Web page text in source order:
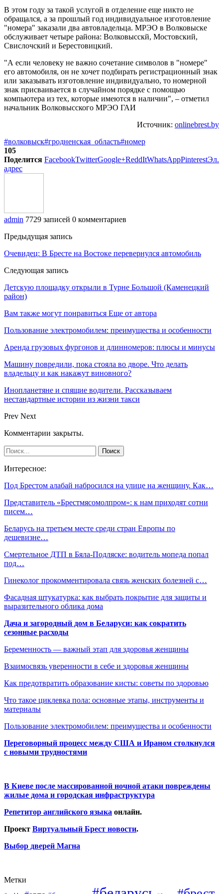
В этом году за такой услугой в отделение еще никто не
обращался, а за прошлый год индивидуальное изготовление
"номера" заказали два автовладельца. МРЭО в Волковыске
обслуживает четыре района: Волковысскй, Мостовский,
Свислочский и Берестовицкий.
"А если человеку не важно сочетание символов в "номере"
его автомобиля, он не хочет подбирать регистрационный знак
или заказывать изготовление индивидуально, то номерной
знак присваивается в случайном порядке с помощью
компьютера из тех, которые имеются в наличии", – отметил
начальник Волковысского МРЭО ГАИ
Источник: onlinebrest.by
#волковыск#гродненская_область#номер
105
Поделится FacebookTwitterGoogle+ReddItWhatsAppPinterestЭл.
адрес
admin 7729 записей 0 комментариев
Предыдущая запись
Очевидец: В Бресте на Востоке перевернулся автомобиль
Следующая запись
Детскую площадку открыли в Турне Большой (Каменецкий
район)
Вам также могут понравиться Еще от автора
Пользование электромобилем: преимущества и особенности
Аренда грузовых фургонов и длинномеров: плюсы и минусы
Машину повредили, пока стояла во дворе. Что делать
владельцу и как накажут виновного?
Инопланетяне и спящие водители. Рассказываем
нестандартные истории из жизни такси
Prev Next
Комментарии закрыты.
Интересное:
Под Брестом алабай набросился на улице на женщину. Как…
Представитель «Брестмясомолпром»: к нам приходят сотни
писем…
Беларусь на третьем месте среди стран Европы по
дешевизне…
Смертельное ДТП в Бяла-Подляске: водитель мопеда попал
под…
Гинеколог прокомментировала связь женских болезней с…
Фасадная штукатурка: как выбрать покрытие для защиты и
выразительного облика дома
Дача и загородный дом в Беларуси: как сократить
сезонные расходы
Беременность — важный этап для здоровья женщины
Взаимосвязь уверенности в себе и здоровья женщины
Как предотвратить образование кисты: советы по здоровью
Что такое циклевка пола: основные этапы, инструменты и
материалы
Пользование электромобилем: преимущества и особенности
Переговорный процесс между США и Ираном столкнулся
с новыми трудностями
В Киеве после массированной ночной атаки повреждены
жилые дома и городская инфраструктура
Репетитор английского языка онлайн.
Проект Виртуальный Брест новости.
Выбор дверей Магна
Метки